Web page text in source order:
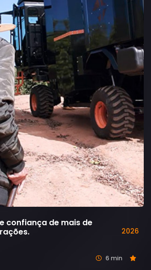
confiança de mais de
2026
6 min